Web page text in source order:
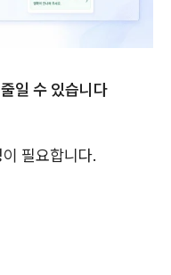
일 수 있습니다
필요합니다.